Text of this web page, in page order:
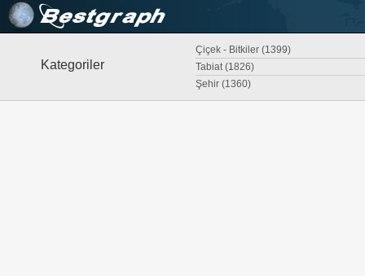
Kategoriler
Çiçek - Bitkiler (1399)
Tabiat (1826)
Şehir (1360)